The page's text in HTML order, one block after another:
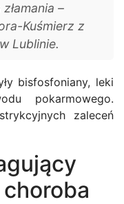
–
Kuśmierz z
Lublinie.
bisfosfoniany, leki
pokarmowego.
zaleceń